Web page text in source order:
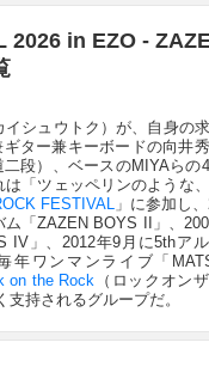
2026 in EZO -
イシュウトク）が、自身の
ター兼キーボードの向井秀
段）、ベースのMIYAらの4
「ツェッペリンのような
FESTIVAL 」に参加し
「ZAZEN BOYS II」、
IV」、2012年9月に5thア
ワンマンライブ「
on the Rock （ロックオン
持されるグループだ。